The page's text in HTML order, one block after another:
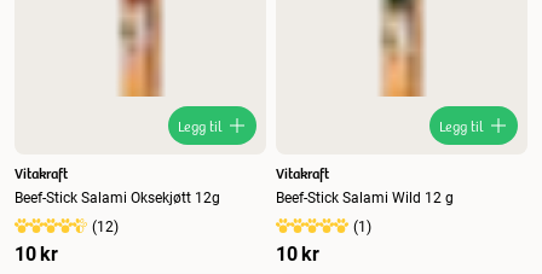
Legg til
Vitakraft
Beef-Stick Salami Oksekjøtt 12g
(12)
10 kr
Legg til
Vitakraft
Beef-Stick Salami Wild 12 g
(1)
10 kr